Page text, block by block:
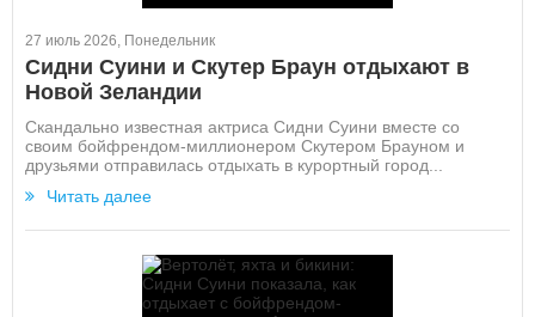
27 июль 2026, Понедельник
Сидни Суини и Скутер Браун отдыхают в
Новой Зеландии
Скандально известная актриса Сидни Суини вместе со
своим бойфрендом-миллионером Скутером Брауном и
друзьями отправилась отдыхать в курортный город...
Читать далее